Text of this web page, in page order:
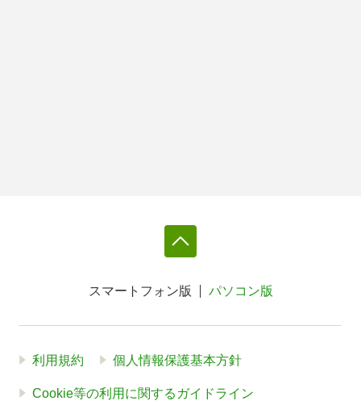
スマートフォン版 パソコン版
利用規約 個人情報保護基本方針
Cookie等の利用に関するガイドライン